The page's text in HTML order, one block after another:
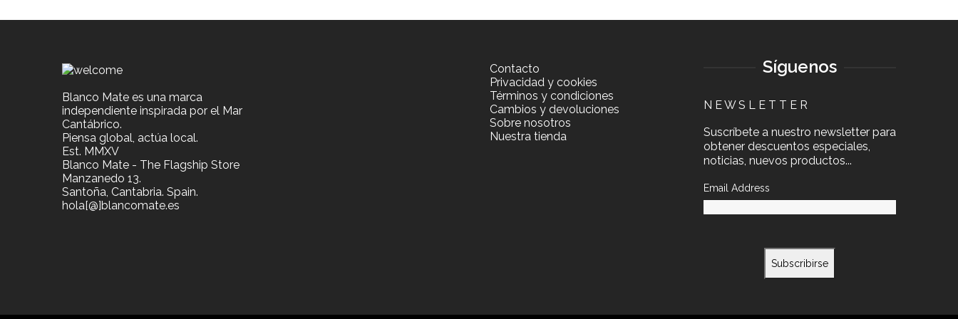
Blanco Mate es una marca
independiente inspirada por el Mar
Cantábrico.
Piensa global, actúa local.
Est. MMXV
Blanco Mate - The Flagship Store
Manzanedo 13.
Santoña, Cantabria. Spain.
hola[@]blancomate.es
Contacto
Privacidad y cookies
Términos y condiciones
Cambios y devoluciones
Sobre nosotros
Nuestra tienda
Síguenos
N E W S L E T T E R
Suscríbete a nuestro newsletter para
obtener descuentos especiales,
noticias, nuevos productos...
Email Address